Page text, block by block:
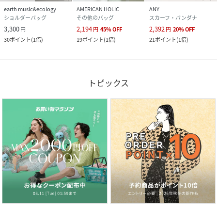
earth music&ecology
ショルダーバッグ
3,300円
30ポイント(1倍)
AMERICAN HOLIC
その他のバッグ
2,194円 45%OFF
19ポイント(1倍)
ANY
スカーフ・バンダナ
2,392 円 20%OFF
21ポイント(1倍)
トピックス